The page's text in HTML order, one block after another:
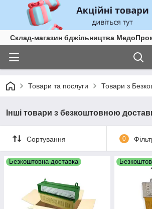
Склад-магазин бджільництва
Товари та послуги Товари з
Інші товари з безкоштовною
Сортування 0
Безкоштовна доставка